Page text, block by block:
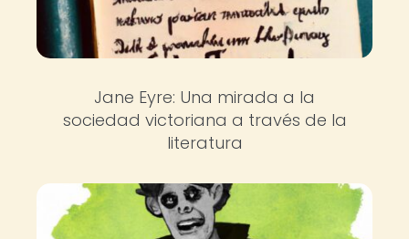
Jane Eyre: Una mirada a la
sociedad victoriana a través de la
literatura